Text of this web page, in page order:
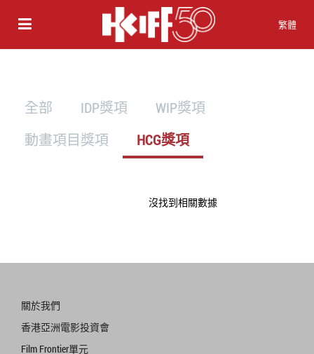
繁體
全部 IDP獎項
WIP獎項
動畫項目獎項
HCG獎項
沒找到相關數據
關於我們
香港亞洲電影投資會
Film Frontier單元